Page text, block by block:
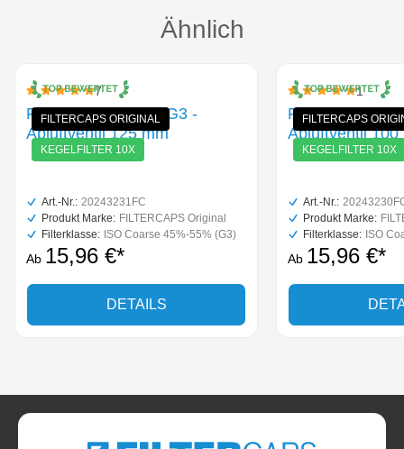
Produktgalerie überspringenÄhnlich
FILTERCAPS ORIGINAL
KEGELFILTER 10X
Durchschnittliche Bewertung von 5 von 5 Sternen
7
Filterkegel-Set 10x G3 -
Abluftventil 125 mm
Art.-Nr.: 20243231FC
Produkt Marke: FILTERCAPS Original
Filterklasse: ISO Coarse 45%-55% (G3)
Ab 15,96 €*
DETAILS
FILTERCAPS
KEGELFILTER 10X
Durchschnittliche
1
Filterkegel-Set
Abluftventil 100
Art.-Nr.:
Produkt Marke:
Filterklasse: ISO
Ab 15,96 €*